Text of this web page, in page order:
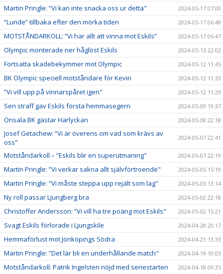
Martin Pringle: ”Vi kan inte snacka oss ur detta" 2024-05-17 07:00
”Lunde” tillbaka efter den mörka tiden 2024-05-17 06:49
MOTSTÅNDARKOLL: ”Vi har allt att vinna mot Eskils” 2024-05-17 06:47
Olympic monterade ner håglöst Eskils 2024-05-13 22:02
Fortsatta skadebekymmer mot Olympic 2024-05-12 11:45
BK Olympic speciell motståndare för Kevin 2024-05-12 11:33
”Vi vill upp på vinnarspåret igen" 2024-05-12 11:29
Sen straff gav Eskils första hemmasegern 2024-05-09 19:37
Onsala BK gästar Harlyckan 2024-05-08 22:18
Josef Getachew: ”Vi är överens om vad som krävs av
oss"
2024-05-07 22:41
Motståndarkoll – ”Eskils blir en superutmaning" 2024-05-07 22:19
Martin Pringle: ”Vi verkar sakna allt självförtroende" 2024-05-05 15:19
Martin Pringle: ”Vi måste steppa upp rejält som lag" 2024-05-03 13:14
Ny roll passar Ljungberg bra 2024-05-02 22:18
Christoffer Andersson: ”Vi vill ha tre poäng mot Eskils" 2024-05-02 15:21
Svagt Eskils förlorade i Ljungskile 2024-04-28 20:17
Hemmaförlust mot Jönköpings Södra 2024-04-21 13:33
Martin Pringle: ”Det lär bli en underhållande match" 2024-04-19 10:03
Motståndarkoll: Patrik Ingelsten nöjd med seriestarten 2024-04-18 09:35